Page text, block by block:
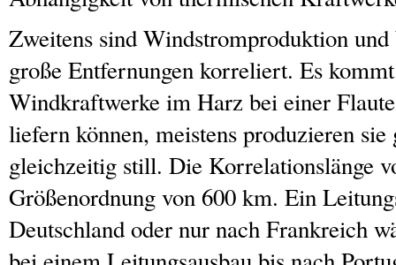
Zweitens sind Windstromproduktion
große Entfernungen korreliert. Es
Windkraftwerke im Harz bei einer
liefern können, meistens produzieren
gleichzeitig still. Die Korrelationslänge
Größenordnung von 600 km. Ein
Deutschland oder nur nach Frankreich